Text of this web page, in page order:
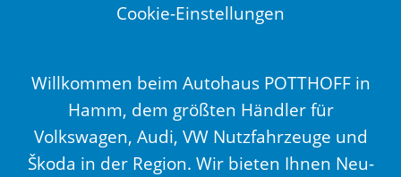
Cookie-Einstellungen
Willkommen beim Autohaus POTTHOFF in
Hamm, dem größten Händler für
Volkswagen, Audi, VW Nutzfahrzeuge und
Škoda in der Region. Wir bieten Ihnen Neu-